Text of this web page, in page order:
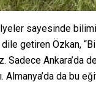
sayesinde
getiren Özkan,
Ankara’da
Almanya’da da